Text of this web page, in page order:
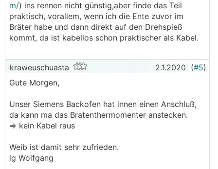
m/) ins rennen nicht günstig,aber finde das Teil
praktisch, vorallem, wenn ich die Ente zuvor im
Bräter habe und dann direkt auf den Drehspieß
kommt, da ist kabellos schon praktischer als Kabel.
kraweuschuasta 2.1.2020 (#5)
Gute Morgen,
Unser Siemens Backofen hat innen einen Anschluß,
da kann ma das Bratenthermomenter anstecken.
=> kein Kabel raus
Weib ist damit sehr zufrieden.
lg Wolfgang